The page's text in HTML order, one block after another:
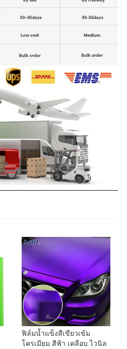
ฟิล์มน้ำแข็งสีเขียวเข้ม
โครเมียม สีฟ้า เคลือบ ไวนิล